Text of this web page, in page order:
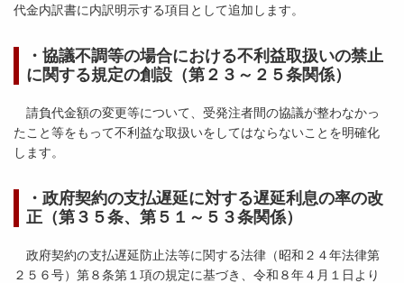
代金内訳書に内訳明示する項目として追加します。
・協議不調等の場合における不利益取扱いの禁止
に関する規定の創設（第２３～２５条関係）
請負代金額の変更等について、受発注者間の協議が整わなかっ
たこと等をもって不利益な取扱いをしてはならないことを明確化
します。
・政府契約の支払遅延に対する遅延利息の率の改
正（第３５条、第５１～５３条関係）
政府契約の支払遅延防止法等に関する法律（昭和２４年法律第
２５６号）第８条第１項の規定に基づき、令和８年４月１日より